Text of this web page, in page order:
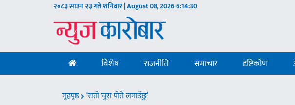
२०८३ साउन २३ गते शनिवार | August 08, 20266:14:31
विशेष राजनीति समाचार दृष्टिकोण
गृहपृष्ठ ‘रातो चुरा पोते लगाउँछु’